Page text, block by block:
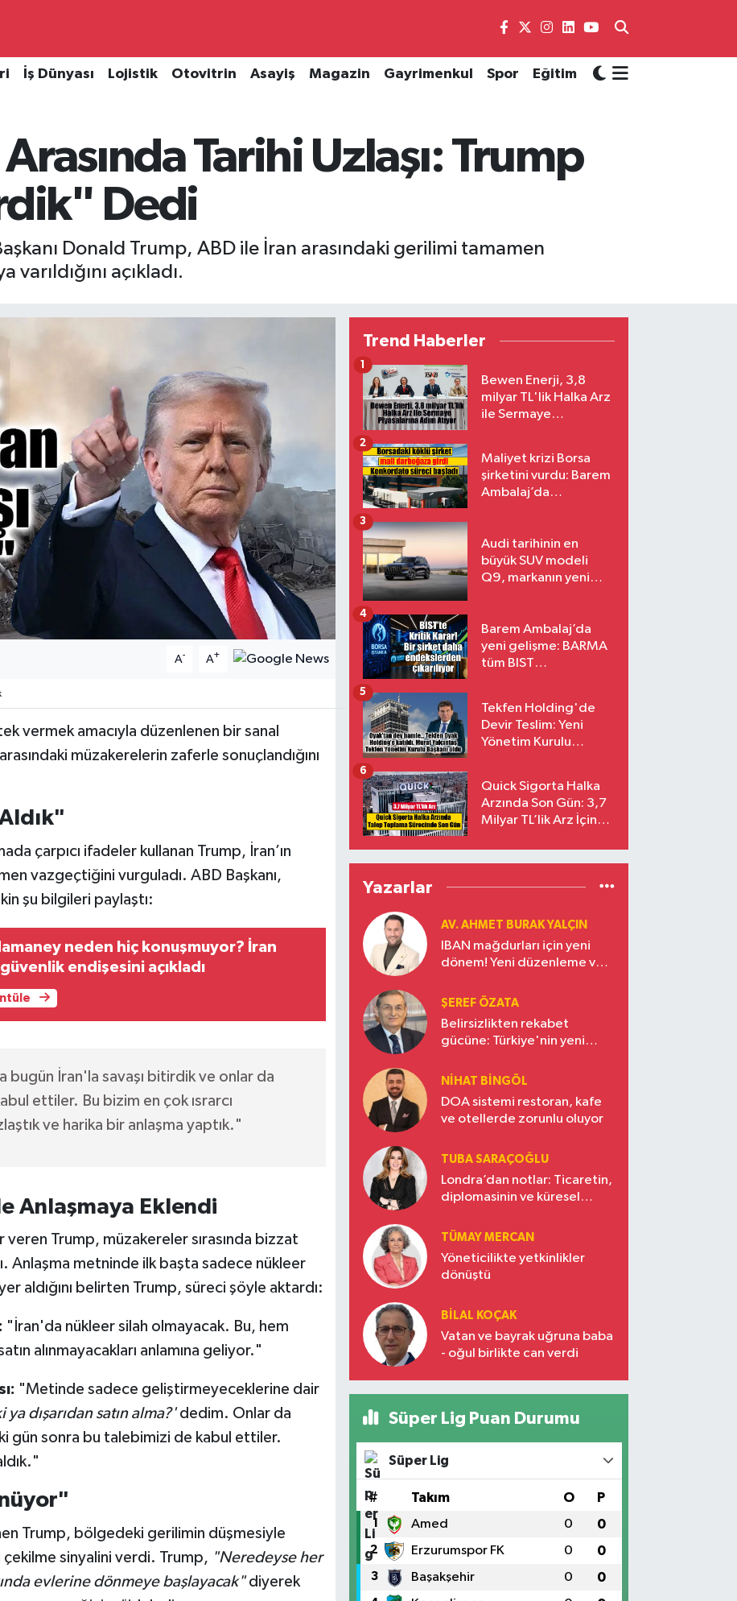
İş Dünyası Lojistik Otovitrin Asayiş Magazin Gayrimenkul Spor Eğitim
Tarihi Uzlaşı: Trump
Dedi
Donald Trump, ABD ile İran arasındaki gerilimi tamamen
açıkladı.
A- A+
vermek amacıyla düzenlenen bir sanal
müzakerelerin zaferle sonuçlandığını
çarpıcı ifadeler kullanan Trump, İran’ın
vazgeçtiğini vurguladı. ABD Başkanı,
şu bilgileri paylaştı:
neden hiç konuşmuyor? İran
endişesini açıkladı
bugün İran'la savaşı bitirdik ve onlar da
ettiler. Bu bizim en çok ısrarcı
ve harika bir anlaşma yaptık."
Anlaşmaya Eklendi
Trump, müzakereler sırasında bizzat
Anlaşma metninde ilk başta sadece nükleer
aldığını belirten Trump, süreci şöyle aktardı:
"İran'da nükleer silah olmayacak. Bu, hem
alınmayacakları anlamına geliyor."
"Metinde sadece geliştirmeyeceklerine dair
ya dışarıdan satın alma?'dedim. Onlar da
gün sonra bu talebimizi de kabul ettiler.
Trump, bölgedeki gerilimin düşmesiyle
sinyalini verdi. Trump, "Neredeyse her
evlerine dönmeye başlayacak"diyerek
Trend Haberler
Bewen Enerji, 3,8
milyar TL'lik Halka Arz
ile Sermaye
1
Maliyet krizi Borsa
şirketini vurdu: Barem
Ambalaj’da
2
Audi tarihinin en
büyük SUV modeli
Q9, markanın yeni
3
Barem Ambalaj’da
yeni gelişme: BARMA
tüm BIST
4
Tekfen Holding'de
Devir Teslim: Yeni
Yönetim Kurulu
5
Quick Sigorta Halka
Arzında Son Gün: 3,7
Milyar TL’lik Arz İçin
Eriyor
6
Yazarlar
AV. AHMET BURAK YALÇIN
IBAN mağdurları için yeni
dönem! Yeni düzenleme ve
ŞEREF ÖZATA
Belirsizlikten rekabet
gücüne: Türkiye'nin yeni
NIHAT BINGÖL
DOA sistemi restoran, kafe
ve otellerde zorunlu oluyor
TUBA SARAÇOĞLU
Londra’dan notlar: Ticaretin,
diplomasinin ve küresel
Türkiye’nin yükselen gücü
TÜMAY MERCAN
Yöneticilikte yetkinlikler
dönüştü
BILAL KOÇAK
Vatan ve bayrak uğruna baba
- oğul birlikte can verdi
Süper Lig Puan Durumu
Süper Lig
# Takım O P
1 Amed 0 0
2 Erzurumspor FK 0 0
3 Başakşehir 0 0